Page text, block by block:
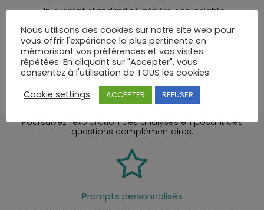
Un prompt standardisé génère des insights
Conversations IA interactives
Poursuivez l’exploration des analyses en posant des
questions complémentaires.
Prompts personnalisés
Nous utilisons des cookies sur notre site web pour
vous offrir l'expérience la plus pertinente en
mémorisant vos préférences et vos visites
répétées. En cliquant sur "Accepter", vous
consentez à l'utilisation de TOUS les cookies.
Cookie settings
ACCEPTER REFUSER